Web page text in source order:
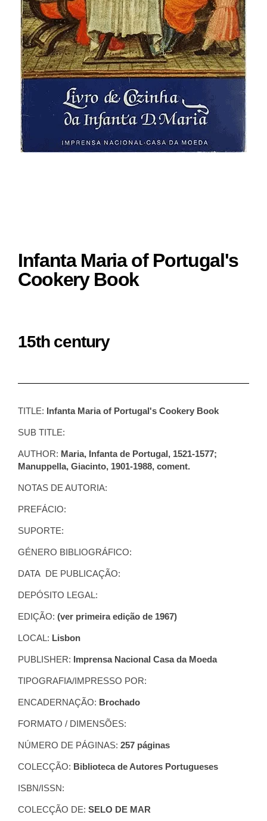
Infanta Maria of Portugal's
Cookery Book
15th century
TITLE: Infanta Maria of Portugal's Cookery Book
SUB TITLE:
AUTHOR: Maria, Infanta de Portugal, 1521-1577;
Manuppella, Giacinto, 1901-1988, coment.
NOTAS DE AUTORIA:
PREFÁCIO:
SUPORTE:
GÉNERO BIBLIOGRÁFICO:
DATA DE PUBLICAÇÃO:
DEPÓSITO LEGAL:
EDIÇÃO: (ver primeira edição de 1967)
LOCAL: Lisbon
PUBLISHER: Imprensa Nacional Casa da Moeda
TIPOGRAFIA/IMPRESSO POR:
ENCADERNAÇÃO: Brochado
FORMATO / DIMENSÕES:
NÚMERO DE PÁGINAS: 257 páginas
COLECÇÃO: Biblioteca de Autores Portugueses
ISBN/ISSN:
COLECÇÃO DE: SELO DE MAR